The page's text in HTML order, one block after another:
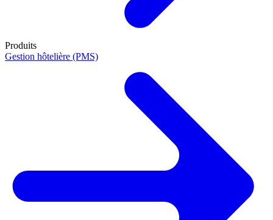
Produits
Gestion hôtelière (PMS)